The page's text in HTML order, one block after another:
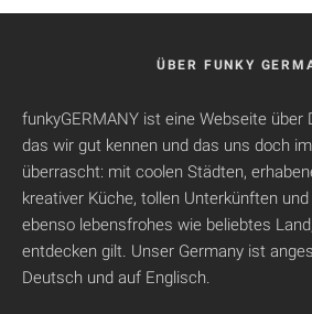
ÜBER FUNKY
funkyGERMANY ist eine Webseite über
das wir gut kennen und das uns doch
überrascht: mit coolen Städten,
kreativer Küche, tollen Unterkünften
ebenso lebensfrohes wie beliebtes
entdecken gilt. Unser Germany ist
Deutsch und auf Englisch.